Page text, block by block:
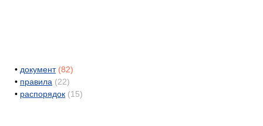
• документ (82)
• правила (22)
• распорядок (15)